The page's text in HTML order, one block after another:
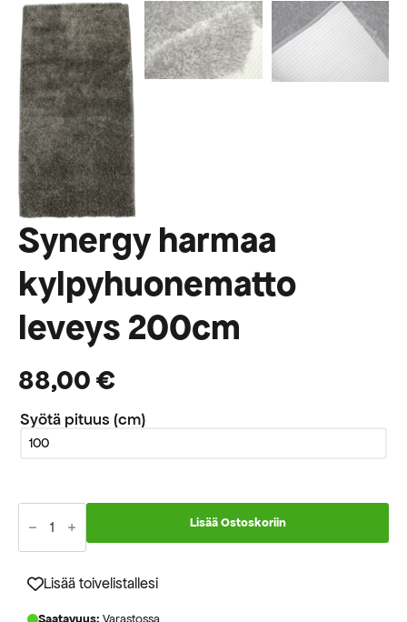
Synergy harmaa
kylpyhuonematto
leveys 200cm
88,00€
Syötä pituus (cm)
Synergy
harmaa
kylpyhuonematto
leveys
määrä
Lisää Ostoskoriin
Lisää toivelistallesi